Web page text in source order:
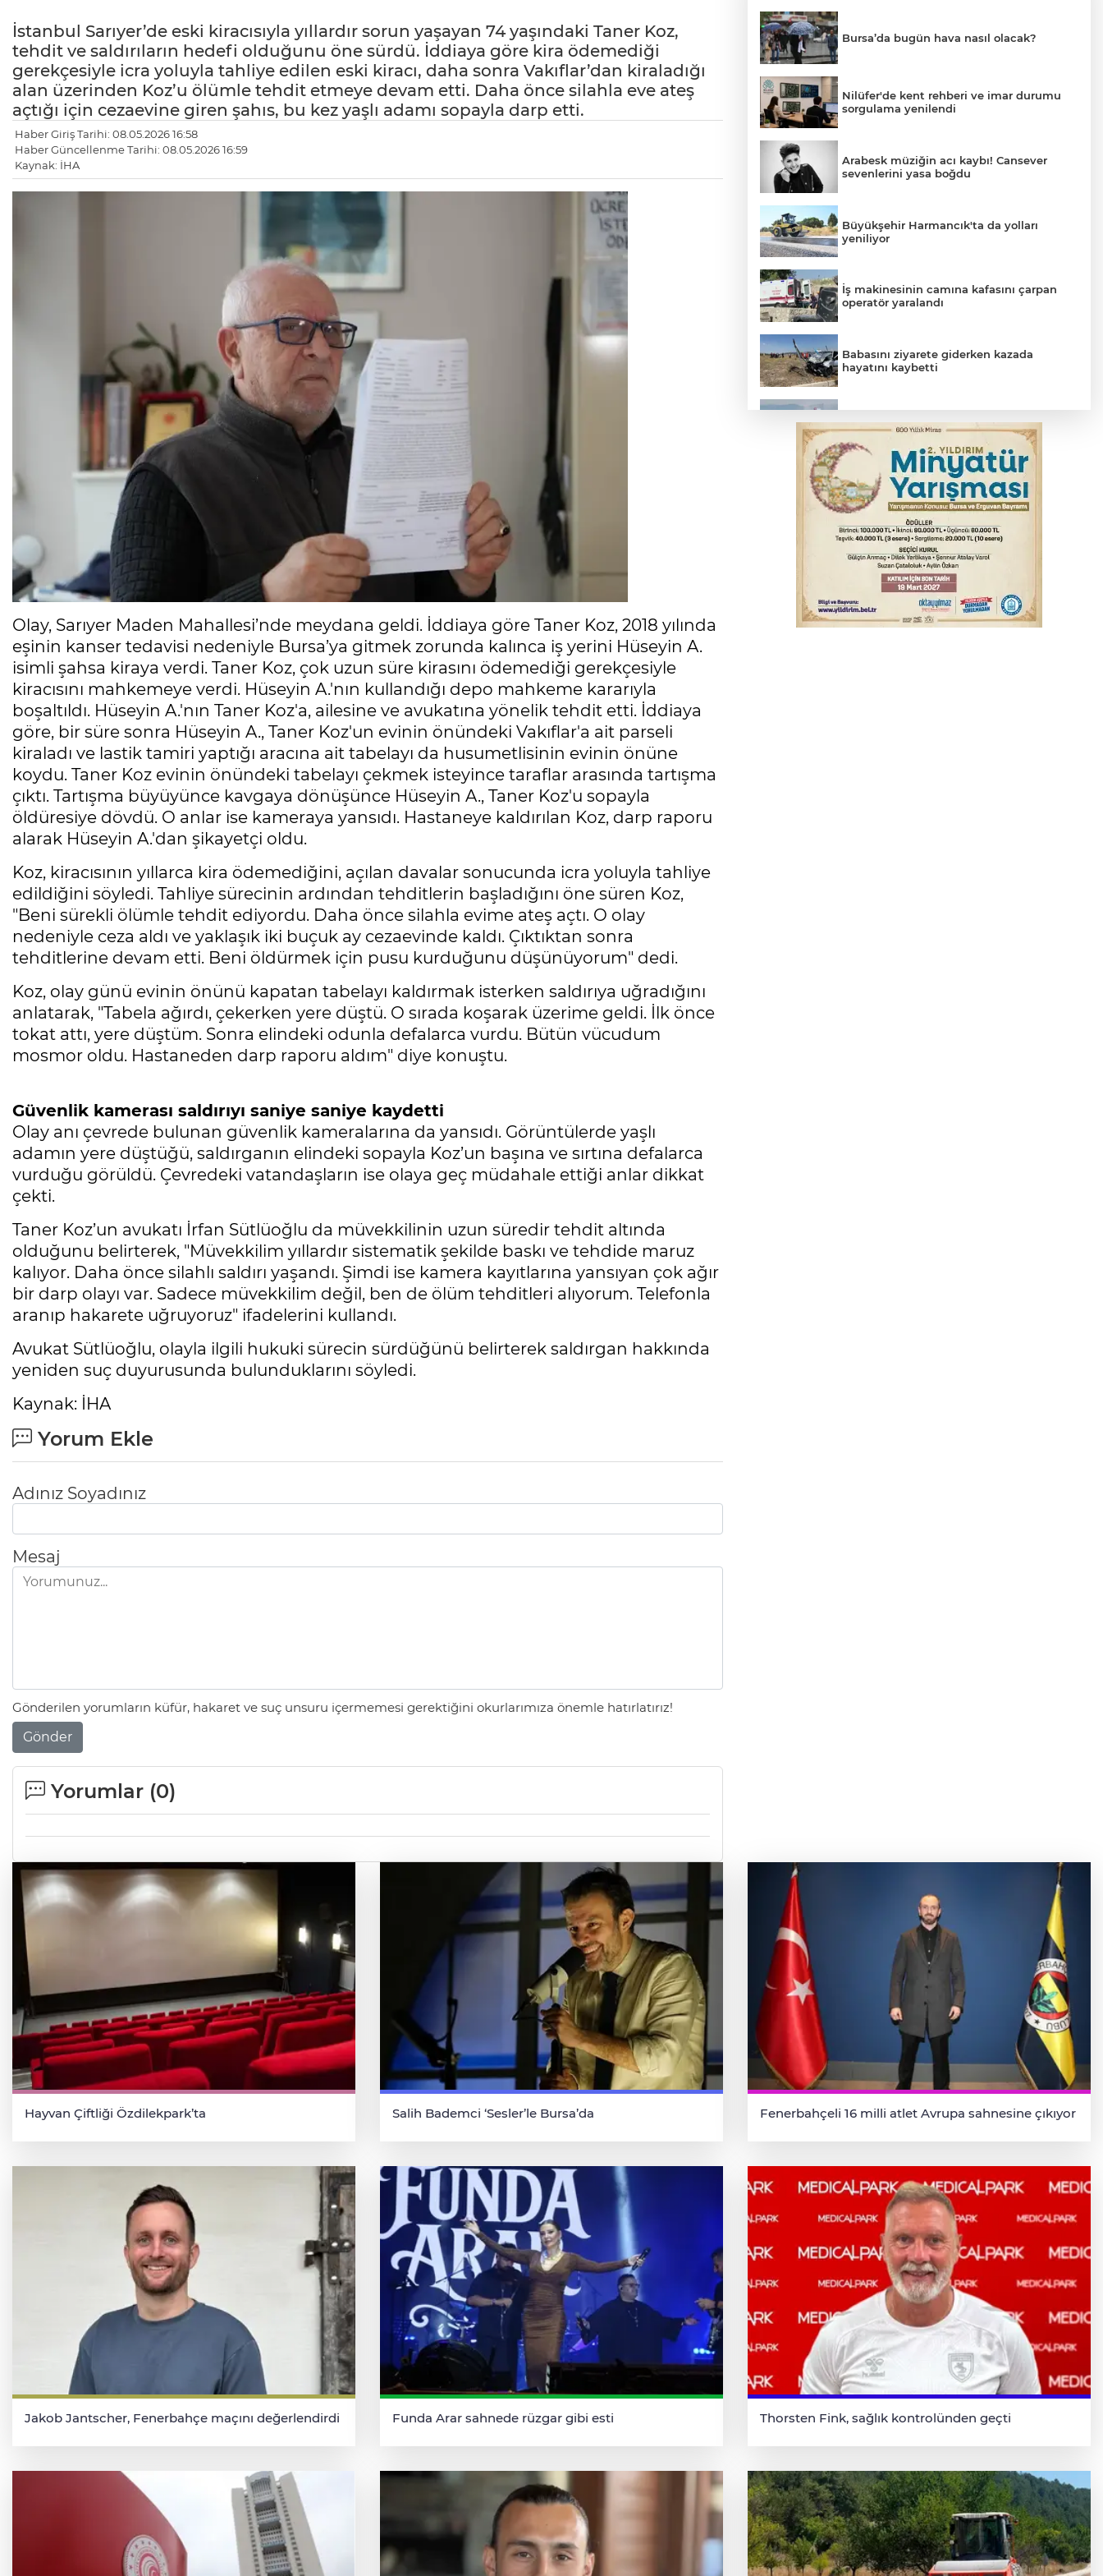
İstanbul Sarıyer’de eski kiracısıyla yıllardır sorun yaşayan 74 yaşındaki Taner Koz,
tehdit ve saldırıların hedefi olduğunu öne sürdü. İddiaya göre kira ödemediği
gerekçesiyle icra yoluyla tahliye edilen eski kiracı, daha sonra Vakıflar’dan kiraladığı
alan üzerinden Koz’u ölümle tehdit etmeye devam etti. Daha önce silahla eve ateş
açtığı için cezaevine giren şahıs, bu kez yaşlı adamı sopayla darp etti.
Haber Giriş Tarihi: 08.05.2026 16:58
Haber Güncellenme Tarihi: 08.05.2026 16:59
Kaynak: İHA
Olay, Sarıyer Maden Mahallesi’nde meydana geldi. İddiaya göre Taner Koz, 2018 yılında
eşinin kanser tedavisi nedeniyle Bursa’ya gitmek zorunda kalınca iş yerini Hüseyin A.
isimli şahsa kiraya verdi. Taner Koz, çok uzun süre kirasını ödemediği gerekçesiyle
kiracısını mahkemeye verdi. Hüseyin A.'nın kullandığı depo mahkeme kararıyla
boşaltıldı. Hüseyin A.'nın Taner Koz'a, ailesine ve avukatına yönelik tehdit etti. İddiaya
göre, bir süre sonra Hüseyin A., Taner Koz'un evinin önündeki Vakıflar'a ait parseli
kiraladı ve lastik tamiri yaptığı aracına ait tabelayı da husumetlisinin evinin önüne
koydu. Taner Koz evinin önündeki tabelayı çekmek isteyince taraflar arasında tartışma
çıktı. Tartışma büyüyünce kavgaya dönüşünce Hüseyin A., Taner Koz'u sopayla
öldüresiye dövdü. O anlar ise kameraya yansıdı. Hastaneye kaldırılan Koz, darp raporu
alarak Hüseyin A.'dan şikayetçi oldu.
Koz, kiracısının yıllarca kira ödemediğini, açılan davalar sonucunda icra yoluyla tahliye
edildiğini söyledi. Tahliye sürecinin ardından tehditlerin başladığını öne süren Koz,
"Beni sürekli ölümle tehdit ediyordu. Daha önce silahla evime ateş açtı. O olay
nedeniyle ceza aldı ve yaklaşık iki buçuk ay cezaevinde kaldı. Çıktıktan sonra
tehditlerine devam etti. Beni öldürmek için pusu kurduğunu düşünüyorum" dedi.
Koz, olay günü evinin önünü kapatan tabelayı kaldırmak isterken saldırıya uğradığını
anlatarak, "Tabela ağırdı, çekerken yere düştü. O sırada koşarak üzerime geldi. İlk önce
tokat attı, yere düştüm. Sonra elindeki odunla defalarca vurdu. Bütün vücudum
mosmor oldu. Hastaneden darp raporu aldım" diye konuştu.
Güvenlik kamerası saldırıyı saniye saniye kaydetti
Olay anı çevrede bulunan güvenlik kameralarına da yansıdı. Görüntülerde yaşlı
adamın yere düştüğü, saldırganın elindeki sopayla Koz’un başına ve sırtına defalarca
vurduğu görüldü. Çevredeki vatandaşların ise olaya geç müdahale ettiği anlar dikkat
çekti.
Taner Koz’un avukatı İrfan Sütlüoğlu da müvekkilinin uzun süredir tehdit altında
olduğunu belirterek, "Müvekkilim yıllardır sistematik şekilde baskı ve tehdide maruz
kalıyor. Daha önce silahlı saldırı yaşandı. Şimdi ise kamera kayıtlarına yansıyan çok ağır
bir darp olayı var. Sadece müvekkilim değil, ben de ölüm tehditleri alıyorum. Telefonla
aranıp hakarete uğruyoruz" ifadelerini kullandı.
Avukat Sütlüoğlu, olayla ilgili hukuki sürecin sürdüğünü belirterek saldırgan hakkında
yeniden suç duyurusunda bulunduklarını söyledi.
Kaynak: İHA
Yorum Ekle
Adınız Soyadınız
Mesaj
Gönderilen yorumların küfür, hakaret ve suç unsuru içermemesi gerektiğini okurlarımıza önemle hatırlatırız!
Gönder
Yorumlar (0)
Bursa’da bugün hava nasıl olacak?
Nilüfer'de kent rehberi ve imar durumu
sorgulama yenilendi
Arabesk müziğin acı kaybı! Cansever
sevenlerini yasa boğdu
Büyükşehir Harmancık'ta da yolları
yeniliyor
İş makinesinin camına kafasını çarpan
operatör yaralandı
Babasını ziyarete giderken kazada
hayatını kaybetti
karadan müdahale başlatıldı
Beyaz Saray ile Taylor Swift arasında telif
savaşı
Bursa'da Mustafa Keser'den müzik ve
kahkaha dolu gece
Bursa'da binlerce kişi meteor yağmuru
için bir araya geldi
Hayvan Çiftliği Özdilekpark’ta Salih Bademci ‘Sesler’le Bursa’da Fenerbahçeli 16 milli atlet Avrupa sahnesine çıkıyor
Jakob Jantscher, Fenerbahçe maçını değerlendirdi Funda Arar sahnede rüzgar gibi esti Thorsten Fink, sağlık kontrolünden geçti